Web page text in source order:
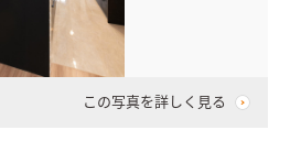
この写真を詳しく見る